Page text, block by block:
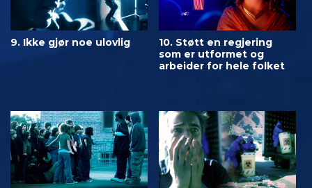
9. Ikke gjør noe ulovlig
10. Støtt en regjering
som er utformet og
arbeider for hele folket